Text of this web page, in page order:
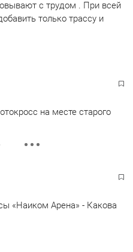
с трудом . При всей
только трассу и
на месте старого
«Наиком Арена» - Какова